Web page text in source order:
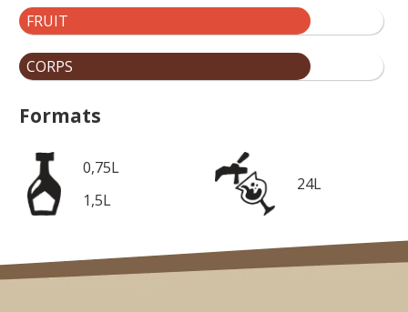
FRUIT
CORPS
Formats
0,75L
1,5L
24L